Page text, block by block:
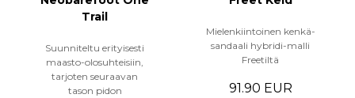
Trail
Suunniteltu erityisesti
maasto-olosuhteisiin,
tarjoten seuraavan
tason pidon
Mielenkiintoinen kenkä-
sandaali hybridi-malli
Freetiltä
91.90 EUR